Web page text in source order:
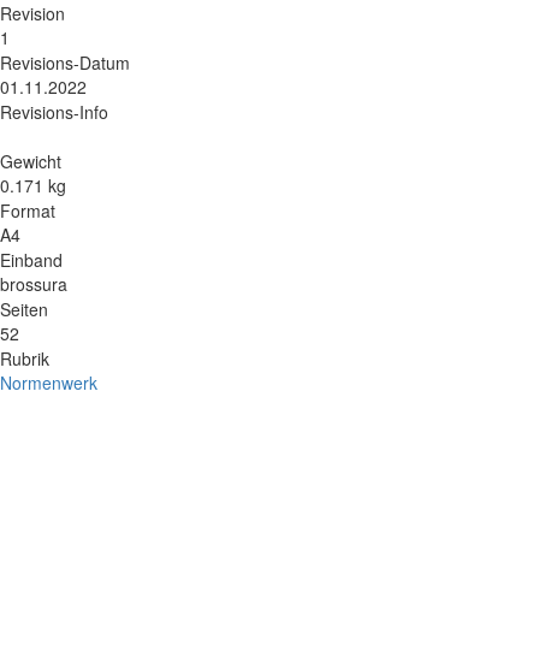
Revision
1
Revisions-Datum
01.11.2022
Revisions-Info
Gewicht
0.171 kg
Format
A4
Einband
brossura
Seiten
52
Rubrik
Normenwerk